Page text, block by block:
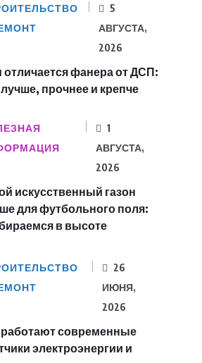
5
АВГУСТА,
2026
отличается фанера от ДСП:
прочнее и крепче
1
АВГУСТА,
2026
искусственный газон
для футбольного поля:
в высоте
26
ИЮНЯ,
2026
работают современные
электроэнергии и